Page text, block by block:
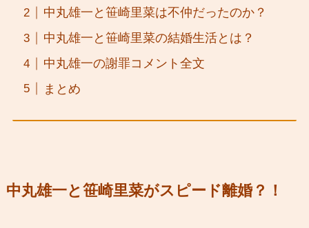
中丸雄一と笹崎里菜は不仲だったのか？
中丸雄一と笹崎里菜の結婚生活とは？
中丸雄一の謝罪コメント全文
まとめ
中丸雄一と笹崎里菜がスピード離婚？！